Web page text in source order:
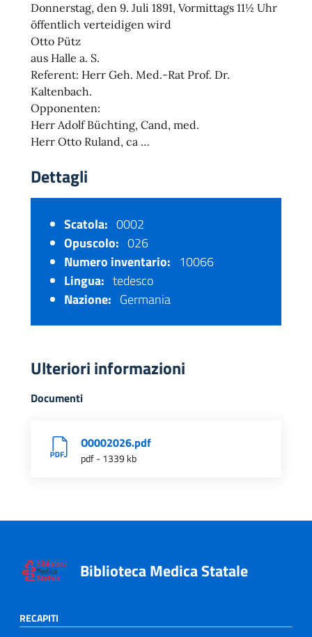
Donnerstag, den 9. Juli 1891, Vormittags 11½ Uhr
öffentlich verteidigen wird
Otto Pütz
aus Halle a. S.
Referent: Herr Geh. Med.-Rat Prof. Dr.
Kaltenbach.
Opponenten:
Herr Adolf Büchting, Cand, med.
Herr Otto Ruland, ca …
Dettagli
Scatola: 0002
Opuscolo: 026
Numero inventario: 10066
Lingua: tedesco
Nazione: Germania
Ulteriori informazioni
Documenti
O0002026.pdf
pdf - 1339 kb
Biblioteca Medica Statale
RECAPITI